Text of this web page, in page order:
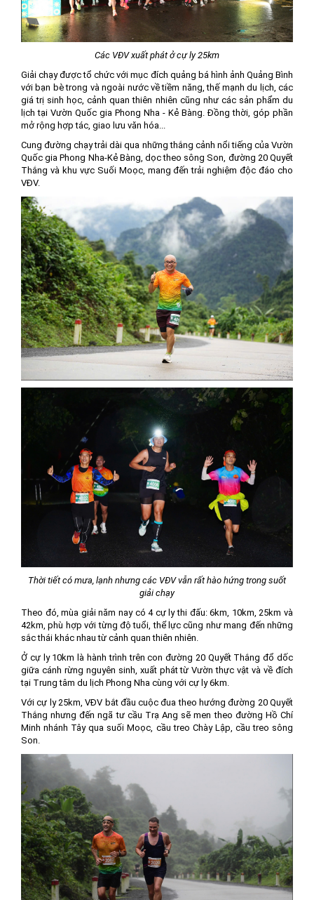
Các VĐV xuất phát ở cự ly 25km
Giải chạy được tổ chức với mục đích quảng bá hình ảnh Quảng Bình
với bạn bè trong và ngoài nước về tiềm năng, thế mạnh du lịch, các
giá trị sinh học, cảnh quan thiên nhiên cũng như các sản phẩm du
lịch tại Vườn Quốc gia Phong Nha - Kẻ Bàng. Đồng thời, góp phần
mở rộng hợp tác, giao lưu văn hóa...
Cung đường chạy trải dài qua những thắng cảnh nổi tiếng của Vườn
Quốc gia Phong Nha-Kẻ Bàng, dọc theo sông Son, đường 20 Quyết
Thắng và khu vực Suối Moọc, mang đến trải nghiệm độc đáo cho
VĐV.
Thời tiết có mưa, lạnh nhưng các VĐV vẫn rất hào hứng trong suốt
giải chạy
Theo đó, mùa giải năm nay có 4 cự ly thi đấu: 6km, 10km, 25km và
42km, phù hợp với từng độ tuổi, thể lực cũng như mang đến những
sắc thái khác nhau từ cảnh quan thiên nhiên.
Ở cự ly 10km là hành trình trên con đường 20 Quyết Thắng đổ dốc
giữa cánh rừng nguyên sinh, xuất phát từ Vườn thực vật và về đích
tại Trung tâm du lịch Phong Nha cùng với cự ly 6km.
Với cự ly 25km, VĐV bắt đầu cuộc đua theo hướng đường 20 Quyết
Thắng nhưng đến ngã tư cầu Trạ Ang sẽ men theo đường Hồ Chí
Minh nhánh Tây qua suối Moọc, cầu treo Chày Lập, cầu treo sông
Son.